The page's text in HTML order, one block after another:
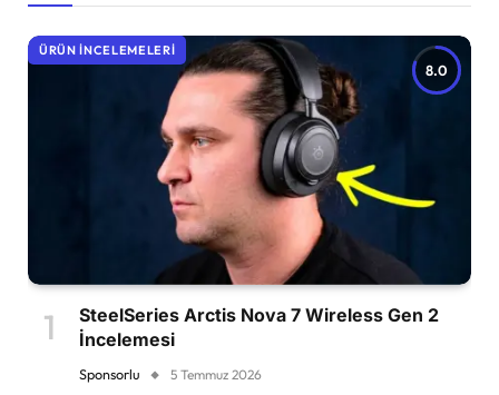
8.0
ÜRÜN İNCELEMELERI
SteelSeries Arctis Nova 7 Wireless Gen 2
İncelemesi
Sponsorlu 5 Temmuz 2026